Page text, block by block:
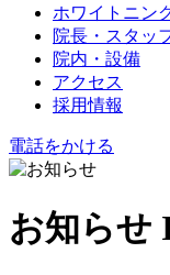
ホワイトニン
院長・スタッ
院内・設備
アクセス
採用情報
電話をかける
お知らせ